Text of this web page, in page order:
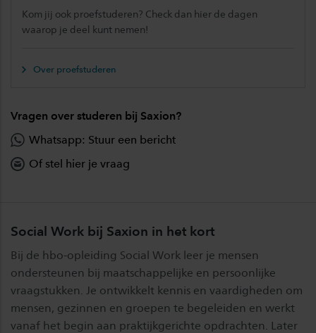
Kom jij ook proefstuderen? Check dan hier de dagen
waarop je deel kunt nemen!
Over proefstuderen
Vragen over studeren bij Saxion?
Whatsapp: Stuur een bericht
Of stel hier je vraag
Social Work bij Saxion in het kort
Bij de hbo-opleiding Social Work leer je mensen
ondersteunen bij maatschappelijke en persoonlijke
vraagstukken. Je ontwikkelt kennis en vaardigheden om
mensen, gezinnen en groepen te begeleiden en werkt
vanaf het begin aan praktijkgerichte opdrachten. Later